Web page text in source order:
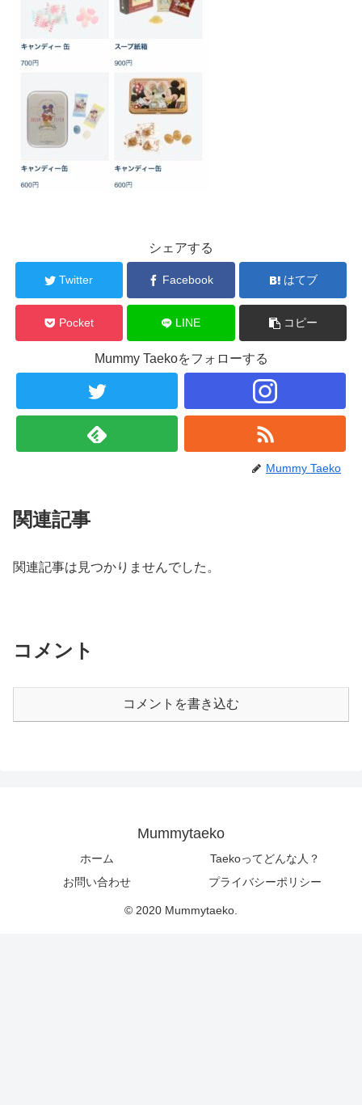
シェアする
Twitter Facebook はてブ
Pocket LINE コピー
Mummy Taekoをフォローする
Mummy Taeko
関連記事
関連記事は見つかりませんでした。
コメント
コメントを書き込む
Mummytaeko
ホーム
Taekoってどんな人？
お問い合わせ
プライバシーポリシー
© 2020 Mummytaeko.